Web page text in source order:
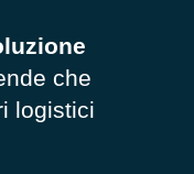
che
logistici